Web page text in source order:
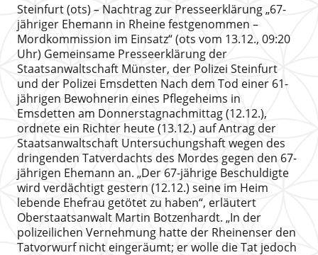
Steinfurt (ots) – Nachtrag zur Presseerklärung „67-
jähriger Ehemann in Rheine festgenommen –
Mordkommission im Einsatz“ (ots vom 13.12., 09:20
Uhr) Gemeinsame Presseerklärung der
Staatsanwaltschaft Münster, der Polizei Steinfurt
und der Polizei Emsdetten Nach dem Tod einer 61-
jährigen Bewohnerin eines Pflegeheims in
Emsdetten am Donnerstagnachmittag (12.12.),
ordnete ein Richter heute (13.12.) auf Antrag der
Staatsanwaltschaft Untersuchungshaft wegen des
dringenden Tatverdachts des Mordes gegen den 67-
jährigen Ehemann an. „Der 67-jährige Beschuldigte
wird verdächtigt gestern (12.12.) seine im Heim
lebende Ehefrau getötet zu haben“, erläutert
Oberstaatsanwalt Martin Botzenhardt. „In der
polizeilichen Vernehmung hatte der Rheinenser den
Tatvorwurf nicht eingeräumt; er wolle die Tat jedoch